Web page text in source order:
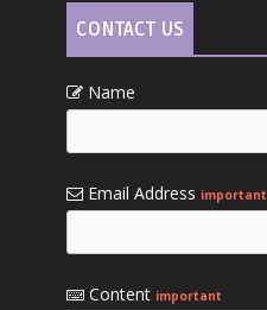
CONTACT US
Name
Email Address important
Content important